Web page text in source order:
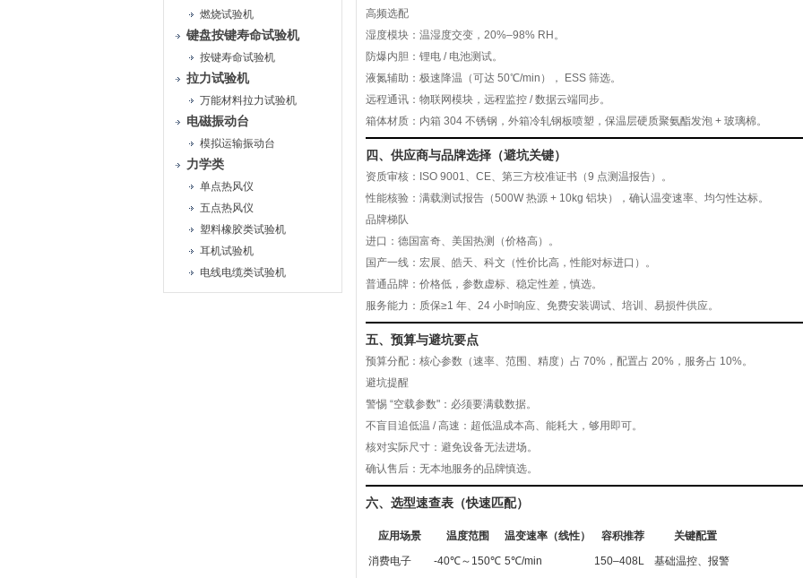
燃烧试验机
键盘按键寿命试验机
按键寿命试验机
拉力试验机
万能材料拉力试验机
电磁振动台
模拟运输振动台
力学类
单点热风仪
五点热风仪
塑料橡胶类试验机
耳机试验机
电线电缆类试验机
高频选配
湿度模块：温湿度交变，20%–98% RH。
防爆内胆：锂电 / 电池测试。
液氮辅助：极速降温（可达 50℃/min）， ESS 筛选。
远程通讯：物联网模块，远程监控 / 数据云端同步。
箱体材质 ：内箱 304 不锈钢，外箱冷轧钢板喷塑，保温层硬质聚氨酯发泡 + 玻璃棉。
四、供应商与品牌选择（避坑关键）
资质审核 ：ISO 9001、CE、第三方校准证书（9 点测温报告）。
性能核验 ： 满载测试报告 （500W 热源 + 10kg 铝块），确认温变速率、均匀性达标。
品牌梯队
进口：德国富奇、美国热测（价格高）。
国产一线：宏展、皓天、科文（性价比高，性能对标进口）。
普通品牌：价格低，参数虚标、稳定性差，慎选。
服务能力 ：质保≥1 年、24 小时响应、免费安装调试、培训、易损件供应。
五、预算与避坑要点
预算分配 ：核心参数（速率、范围、精度）占 70%，配置占 20%，服务占 10%。
避坑提醒
警惕 “空载参数"：必须要满载数据。
不盲目追低温 / 高速：超低温成本高、能耗大，够用即可。
核对实际尺寸：避免设备无法进场。
确认售后：无本地服务的品牌慎选。
六、选型速查表（快速匹配）
应用场景 温度范围 温变速率（线性） 容积推荐
关键配置
消费电子
-40℃～150℃ 5℃/min 150–408L 基础温控、报警